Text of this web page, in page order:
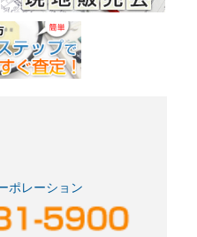
ポレーション